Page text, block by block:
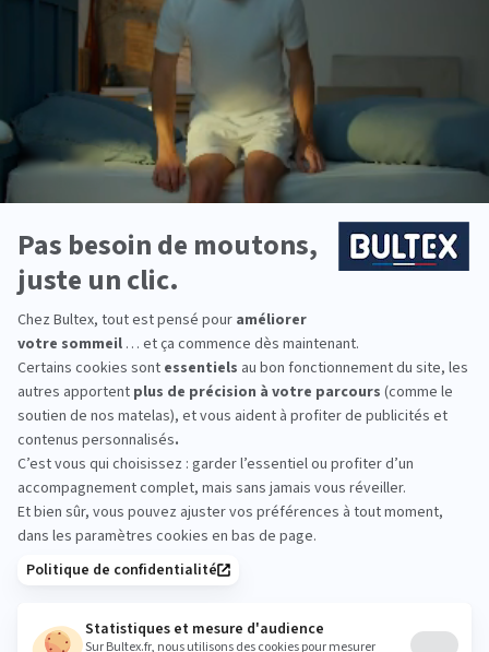
Bultex est la marque de literie la plus détenue par
les Français*. Son expertise de la mousse haute
résilience et son savoir-faire industriel offrent des
couchages fiables, pensés pour durer.
Les matelas Bultex existent en plusieurs fermetés.
En les associant avec un sommier adapté, vous
obtenez un soutien cohérent et un bon alignement
du dos.
Pour la chambre principale, la chambre d’ado ou un
couchage d’appoint, la gamme Bultex permet
d’équiper toute la famille avec des formats et des
conforts variés.
*Marque la plus détenue : 18 599 personnes
interrogées de février 2019 à mars 2025. Institut
MAISON DE LA LITERIE
TRIGNAC : essayez avant
d’acheter
Passez en magasin, allongez‑vous et comparez
plusieurs fermetés. Prenez quelques minutes sur
chaque matelas, dans vos positions de sommeil,
pour choisir le confort qui vous convient.
Heures
Lundi 14:00 - 19:00